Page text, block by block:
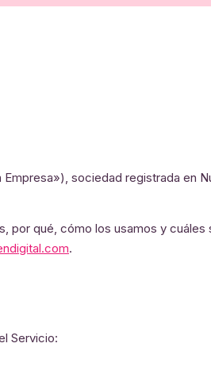
sociedad registrada en
por qué, cómo los usamos y cuáles
.
Servicio: